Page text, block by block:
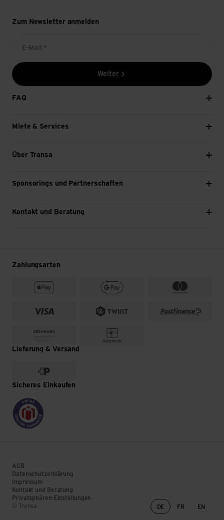
Zum Newsletter anmelden
E-Mail *
Weiter
FAQ
Miete & Services
Über Transa
Sponsorings und Partnerschaften
Kontakt und Beratung
Zahlungsarten
Lieferung & Versand
Sicheres Einkaufen
© Transa
AGB
Datenschutzerklärung
Impressum
Kontakt und Beratung
Privatsphären-Einstellungen
Sprachwechsel
DE FR EN